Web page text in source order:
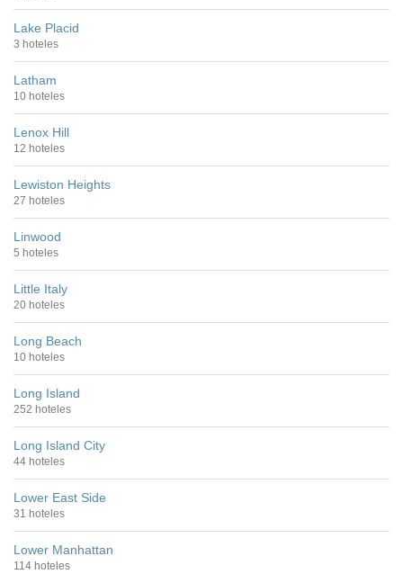
Lake Placid
3 hoteles
Latham
10 hoteles
Lenox Hill
12 hoteles
Lewiston Heights
27 hoteles
Linwood
5 hoteles
Little Italy
20 hoteles
Long Beach
10 hoteles
Long Island
252 hoteles
Long Island City
44 hoteles
Lower East Side
31 hoteles
Lower Manhattan
114 hoteles